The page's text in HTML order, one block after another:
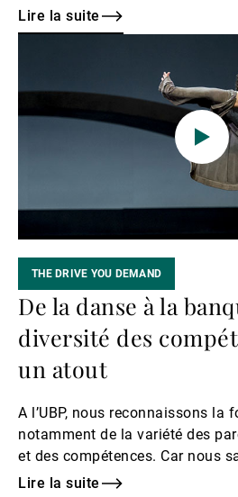
équipe gagnante.
Lire la suite
suite
THE DRIVE YOU DEMAND
De la danse à la
diversité des
un atout
A l’UBP, nous reconnaissons la
notamment de la variété des
et des compétences. Car nous
savoir-faire et connaissances
Lire la suite